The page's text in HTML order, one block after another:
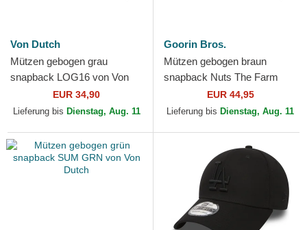
Von Dutch
Mützen gebogen grau
snapback LOG16 von Von
EUR 34,90
Lieferung bis Dienstag, Aug. 11
Goorin Bros.
Mützen gebogen braun
snapback Nuts The Farm
Goorin Bros.EUR 44,95
Lieferung bis Dienstag, Aug. 11